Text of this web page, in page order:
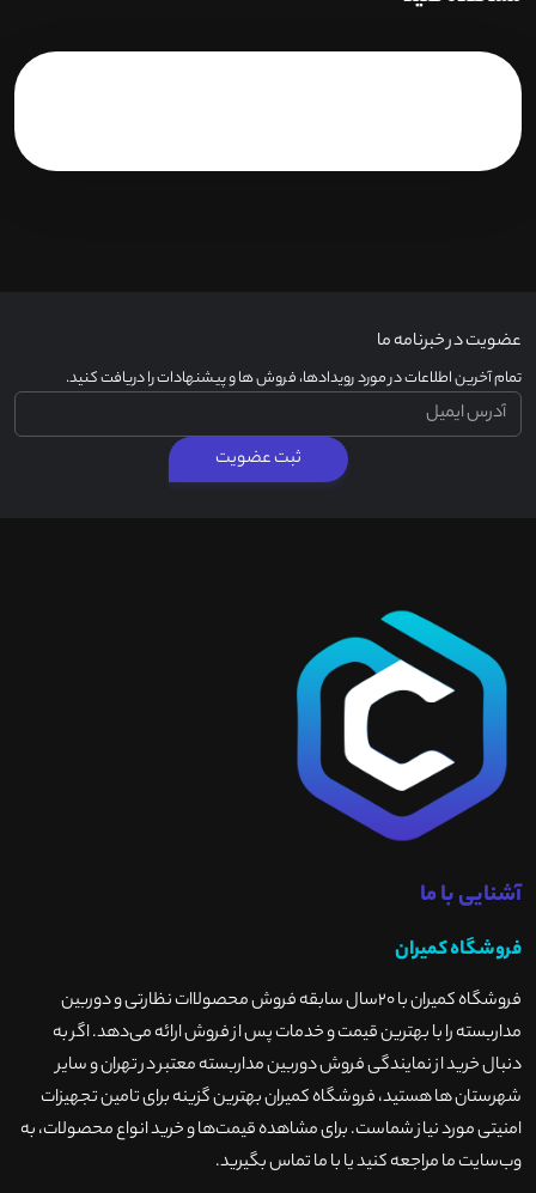
عضویت در خبرنامه ما
تمام آخرین اطلاعات در مورد رویدادها، فروش ها و پیشنهادات را دریافت کنید.
ثبت عضویت
آشنایی با ما
فروشگاه کمیران
فروشگاه کمیران با ۲۰سال سابقه فروش محصولاات نظارتی و دوربین
مداربسته را با بهترین قیمت و خدمات پس از فروش ارائه می‌دهد. اگر به
دنبال خرید از نمایندگی فروش دوربین مداربسته معتبر در تهران و سایر
شهرستان ها هستید، فروشگاه کمیران بهترین گزینه برای تامین تجهیزات
امنیتی مورد نیاز شماست. برای مشاهده قیمت‌ها و خرید انواع محصولات، به
وب‌سایت ما مراجعه کنید یا با ما تماس بگیرید.